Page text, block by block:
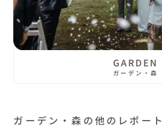
GARDEN
ガーデン・森
ガーデン・森の他のレポート